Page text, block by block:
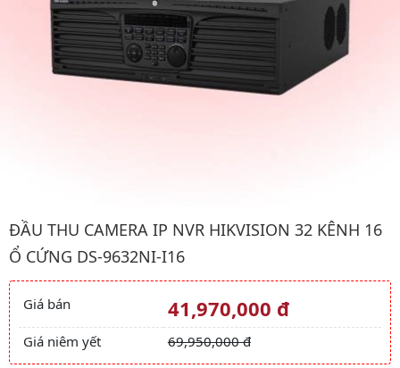
Hình ảnh đại diện của sản phẩm Đầu thu CAMERA IP NVR
ĐẦU THU CAMERA IP NVR HIKVISION 32 KÊNH 16
Ổ CỨNG DS-9632NI-I16
Giá và khuyến mãi
Giá bán 41,970,000 đ
Giá niêm yết 69,950,000 đ